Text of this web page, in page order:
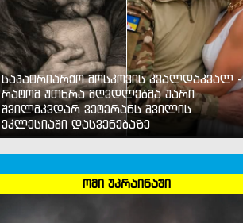
საპატრიარქო მოსკოვის კვალდაკვალ -
რატომ უთხრა მღვდლებმა უარი
შვილმკვდარ ვეტერანს შვილის
ეკლესიაში დასვენებაზე
ომი უკრაინაში